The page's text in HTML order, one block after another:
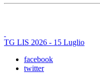
TG LIS 2026 - 15 Luglio
facebook
twitter